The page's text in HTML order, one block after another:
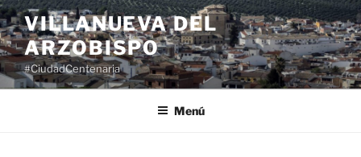
Saltar
al
contenido
VILLANUEVA DEL
ARZOBISPO
#CiudadCentenaria
Menú